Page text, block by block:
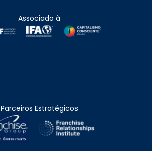
Associado à
Parceiros Estratégicos